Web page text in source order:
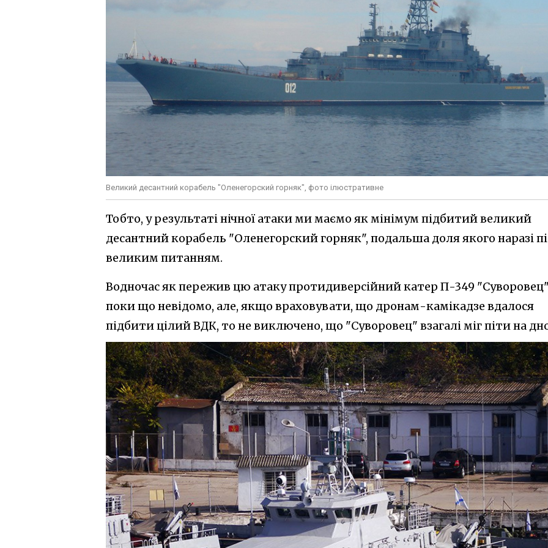
Великий десантний корабель "Оленегорский горняк", фото ілюстративне
Тобто, у результаті нічної атаки ми маємо як мінімум підбитий великий
десантний корабель "Оленегорский горняк", подальша доля якого наразі
великим питанням.
Водночас як пережив цю атаку протидиверсійний катер П-349
поки що невідомо, але, якщо враховувати, що дронам-камікадзе вдалося
підбити цілий ВДК, то не виключено, що "Суворовец" взагалі міг піти на